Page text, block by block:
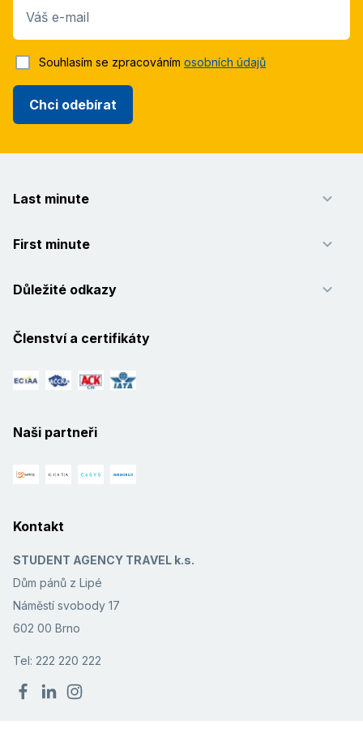
Váš e-mail
Chci odebírat
Souhlasím se zpracováním osobních údajů
Last minute
First minute
Důležité odkazy
Členství a certifikáty
Naši partneři
Kontakt
STUDENT AGENCY TRAVEL k.s.
Dům pánů z Lipé
Náměstí svobody 17
602 00 Brno
Tel: 222 220 222